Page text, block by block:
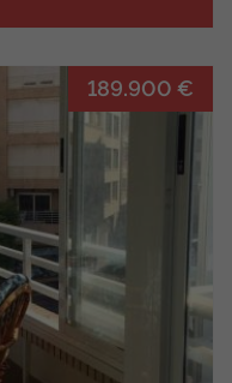
189.900 €